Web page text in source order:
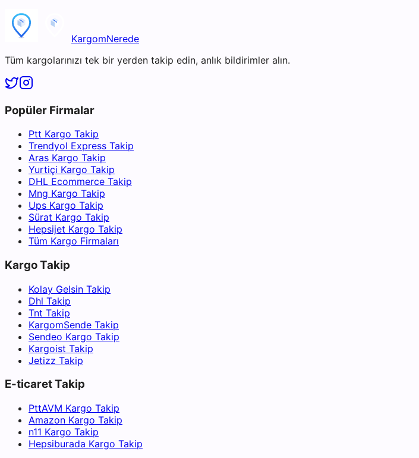
KargomNerede
Tüm kargolarınızı tek bir yerden takip edin, anlık bildirimler alın.
Popüler Firmalar
Ptt Kargo Takip
Trendyol Express Takip
Aras Kargo Takip
Yurtiçi Kargo Takip
DHL Ecommerce Takip
Mng Kargo Takip
Ups Kargo Takip
Sürat Kargo Takip
Hepsijet Kargo Takip
Tüm Kargo Firmaları
Kargo Takip
Kolay Gelsin Takip
Dhl Takip
Tnt Takip
KargomSende Takip
Sendeo Kargo Takip
Kargoist Takip
Jetizz Takip
E-ticaret Takip
PttAVM Kargo Takip
Amazon Kargo Takip
n11 Kargo Takip
Hepsiburada Kargo Takip